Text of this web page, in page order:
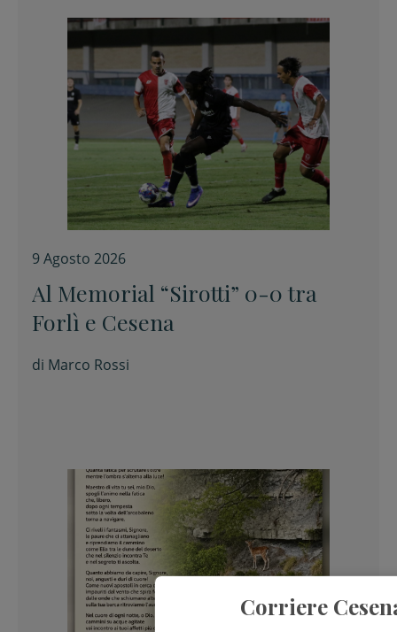
9 Agosto 2026
Al Memorial “Sirotti” 0-0 tra
Forlì e Cesena
di Marco Rossi
Corriere